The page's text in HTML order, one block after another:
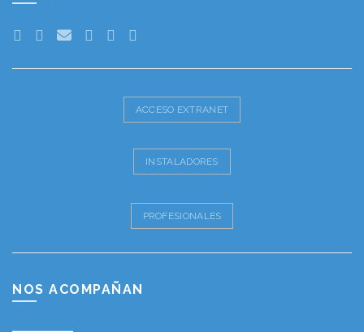
ACCESO EXTRANET
INSTALADORES
PROFESIONALES
NOS ACOMPAÑAN